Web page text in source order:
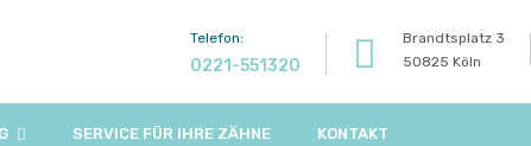
Telefon:
0221-551320
Brandtsplatz 3
50825 Köln
SERVICE FÜR IHRE ZÄHNE KONTAKT